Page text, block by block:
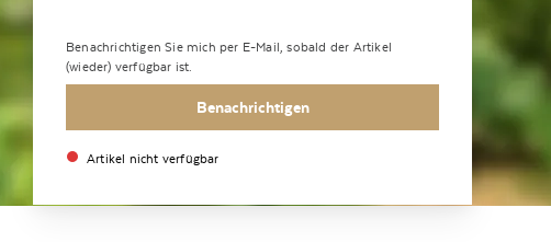
Benachrichtigen Sie mich per E-Mail, sobald der Artikel
(wieder) verfügbar ist.
Benachrichtigen
Artikel nicht verfügbar